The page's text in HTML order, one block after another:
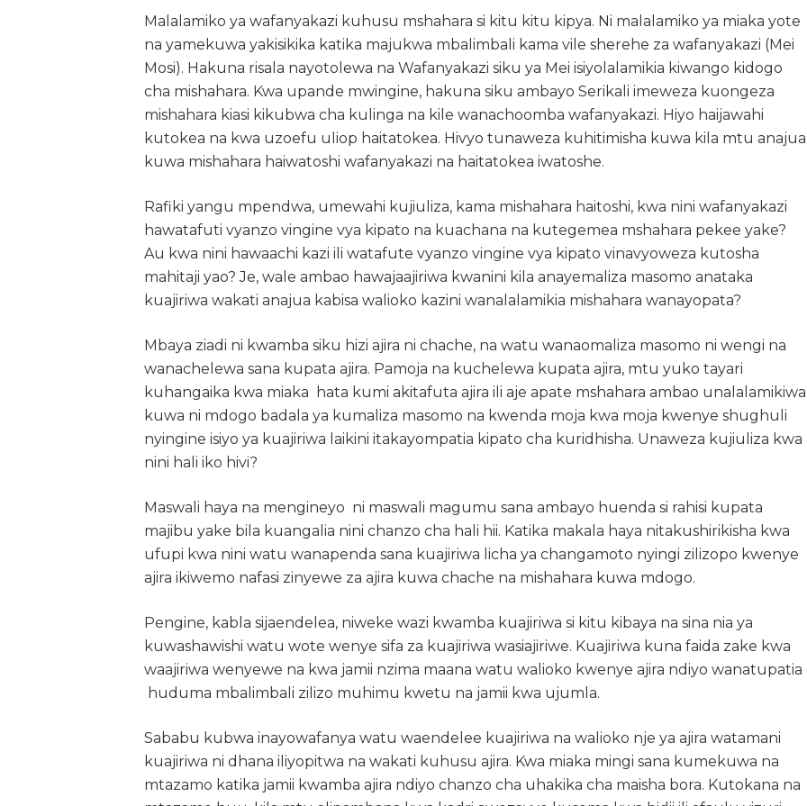
Malalamiko ya wafanyakazi kuhusu mshahara si kitu kitu kipya. Ni malalamiko ya miaka yote
na yamekuwa yakisikika katika majukwa mbalimbali kama vile sherehe za wafanyakazi (Mei
Mosi). Hakuna risala nayotolewa na Wafanyakazi siku ya Mei isiyolalamikia kiwango kidogo
cha mishahara. Kwa upande mwingine, hakuna siku ambayo Serikali imeweza kuongeza
mishahara kiasi kikubwa cha kulinga na kile wanachoomba wafanyakazi. Hiyo haijawahi
kutokea na kwa uzoefu uliop haitatokea. Hivyo tunaweza kuhitimisha kuwa kila mtu anajua
kuwa mishahara haiwatoshi wafanyakazi na haitatokea iwatoshe.
Rafiki yangu mpendwa, umewahi kujiuliza, kama mishahara haitoshi, kwa nini wafanyakazi
hawatafuti vyanzo vingine vya kipato na kuachana na kutegemea mshahara pekee yake?
Au kwa nini hawaachi kazi ili watafute vyanzo vingine vya kipato vinavyoweza kutosha
mahitaji yao? Je, wale ambao hawajaajiriwa kwanini kila anayemaliza masomo anataka
kuajiriwa wakati anajua kabisa walioko kazini wanalalamikia mishahara wanayopata?
Mbaya ziadi ni kwamba siku hizi ajira ni chache, na watu wanaomaliza masomo ni wengi na
wanachelewa sana kupata ajira. Pamoja na kuchelewa kupata ajira, mtu yuko tayari
kuhangaika kwa miaka hata kumi akitafuta ajira ili aje apate mshahara ambao unalalamikiwa
kuwa ni mdogo badala ya kumaliza masomo na kwenda moja kwa moja kwenye shughuli
nyingine isiyo ya kuajiriwa laikini itakayompatia kipato cha kuridhisha. Unaweza kujiuliza kwa
nini hali iko hivi?
Maswali haya na mengineyo ni maswali magumu sana ambayo huenda si rahisi kupata
majibu yake bila kuangalia nini chanzo cha hali hii. Katika makala haya nitakushirikisha kwa
ufupi kwa nini watu wanapenda sana kuajiriwa licha ya changamoto nyingi zilizopo kwenye
ajira ikiwemo nafasi zinyewe za ajira kuwa chache na mishahara kuwa mdogo.
Pengine, kabla sijaendelea, niweke wazi kwamba kuajiriwa si kitu kibaya na sina nia ya
kuwashawishi watu wote wenye sifa za kuajiriwa wasiajiriwe. Kuajiriwa kuna faida zake kwa
waajiriwa wenyewe na kwa jamii nzima maana watu walioko kwenye ajira ndiyo wanatupatia
huduma mbalimbali zilizo muhimu kwetu na jamii kwa ujumla.
Sababu kubwa inayowafanya watu waendelee kuajiriwa na walioko nje ya ajira watamani
kuajiriwa ni dhana iliyopitwa na wakati kuhusu ajira. Kwa miaka mingi sana kumekuwa na
mtazamo katika jamii kwamba ajira ndiyo chanzo cha uhakika cha maisha bora. Kutokana na